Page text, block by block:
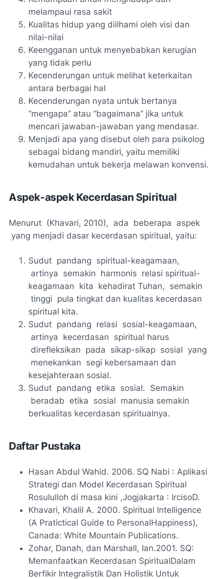
melampaui rasa sakit
Kualitas hidup yang diilhami oleh visi dan
nilai-nilai
Keengganan untuk menyebabkan kerugian
yang tidak perlu
Kecenderungan untuk melihat keterkaitan
antara berbagai hal
Kecenderungan nyata untuk bertanya
“mengapa” atau “bagaimana” jika untuk
mencari jawaban-jawaban yang mendasar.
Menjadi apa yang disebut oleh para psikolog
sebagai bidang mandiri, yaitu memiliki
kemudahan untuk bekerja melawan konvensi.
Aspek-aspek Kecerdasan Spiritual
Menurut (Khavari, 2010), ada beberapa aspek
yang menjadi dasar kecerdasan spiritual, yaitu:
Sudut pandang spiritual-keagamaan,
artinya semakin harmonis relasi spiritual-
keagamaan kita kehadirat Tuhan, semakin
tinggi pula tingkat dan kualitas kecerdasan
spiritual kita.
Sudut pandang relasi sosial-keagamaan,
artinya kecerdasan spiritual harus
direfleksikan pada sikap-sikap sosial yang
menekankan segi kebersamaan dan
kesejahteraan sosial.
Sudut pandang etika sosial. Semakin
beradab etika sosial manusia semakin
berkualitas kecerdasan spiritualnya.
Daftar Pustaka
Hasan Abdul Wahid. 2006. SQ Nabi : Aplikasi
Strategi dan Model Kecerdasan Spiritual
Rosululloh di masa kini ,Jogjakarta : IrcisoD.
Khavari, Khalil A. 2000. Spiritual Intelligence
(A Pratictical Guide to PersonalHappiness),
Canada: White Mountain Publications.
Zohar, Danah, dan Marshall, Ian.2001. SQ:
Memanfaatkan Kecerdasan SpiritualDalam
Berfikir Integralistik Dan Holistik Untuk